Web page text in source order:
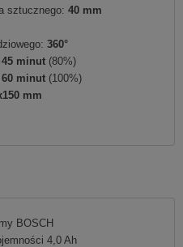
sztucznego: 40 mm
360°
45 minut (80%)
60 minut (100%)
mm
BOSCH
4,0 Ah